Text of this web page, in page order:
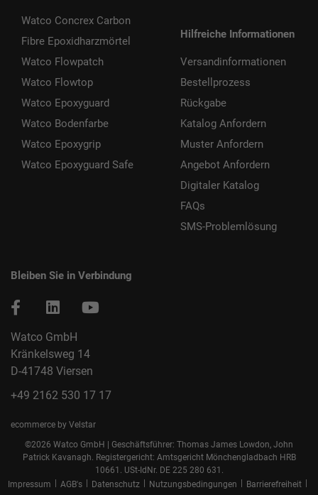
Watco Concrex Carbon
Fibre Epoxidharzmörtel
Watco Flowpatch
Watco Flowtop
Watco Epoxyguard
Watco Bodenfarbe
Watco Epoxygrip
Watco Epoxyguard Safe
Hilfreiche Informationen
Versandinformationen
Bestellprozess
Rückgabe
Katalog Anfordern
Muster Anfordern
Angebot Anfordern
Digitaler Katalog
FAQs
SMS-Problemlösung
Bleiben Sie in Verbindung
Watco GmbH
Kränkelsweg 14
D-41748 Viersen
+49 2162 530 17 17
ecommerce by Velstar
©2026 Watco GmbH | Geschäftsführer: Thomas James Lowdon, John
Patrick Kavanagh. Registergericht: Amtsgericht Mönchengladbach HRB
10661. USt-IdNr. DE 225 280 631.
Impressum
AGB's Datenschutz Nutzungsbedingungen Barrierefreiheit